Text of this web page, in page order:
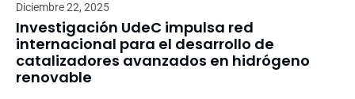
Diciembre 22, 2025
Investigación UdeC impulsa red
internacional para el desarrollo de
catalizadores avanzados en hidrógeno
renovable